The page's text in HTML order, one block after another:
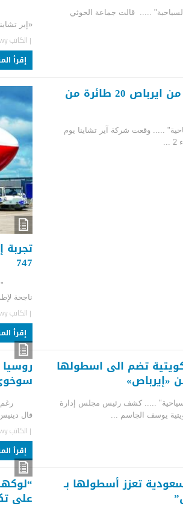
جماعة الحوثي
بكين "المسلة
«إير تشاينا» إحدى
elgedawy
آير تشاينا تشتري من ايرباص 20 طائرة من
آير تشاينا يوم
تجربة إطلاق
"المسلة
ناجحة لإطلاق ص ...
elgedawy
تضم الى اسطولها
رئيس مجلس إدارة
...
سوخوي
رغم حادث تحطم
قال دينيس مانتوروف
elgedawy
أسطولها بـ “لوكهيد
على